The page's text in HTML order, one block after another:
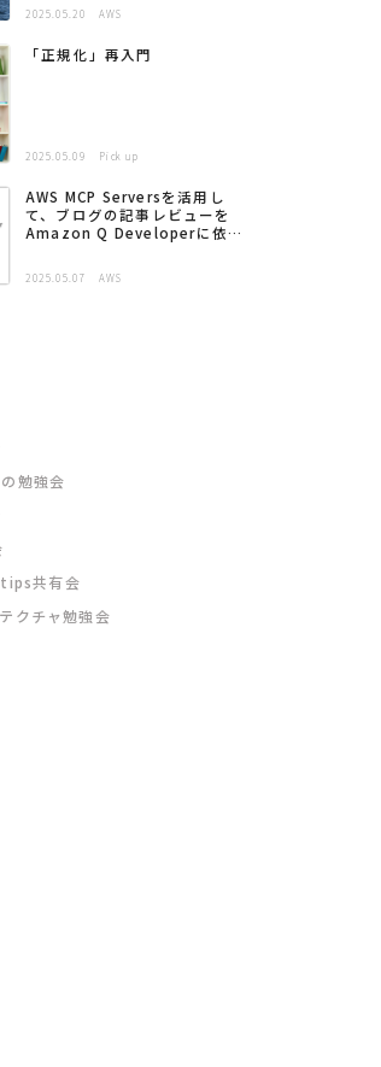
2025.05.20 AWS
「正規化」再入門
2025.05.09 Pick up
AWS MCP Serversを活用し
て、ブログの記事レビューを
Amazon Q Developerに依頼
2025.05.07 AWS
勉強会
tips共有会
クチャ勉強会